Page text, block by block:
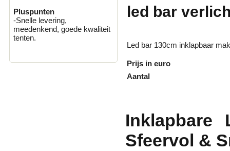
Pluspunten
-Snelle levering,
meedenkend, goede kwaliteit
tenten.
led bar
Led bar 130cm inklapbaar
Prijs in euro
Aantal
Inklapbare
Sfeervol &